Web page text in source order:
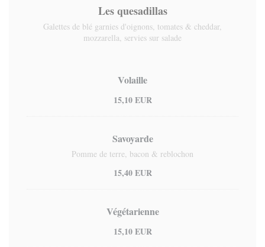
Les quesadillas
Galettes de blé garnies d'oignons, tomates & cheddar,
mozzarella, servies sur salade
Volaille
15,10 EUR
Savoyarde
Pomme de terre, bacon & reblochon
15,40 EUR
Végétarienne
15,10 EUR